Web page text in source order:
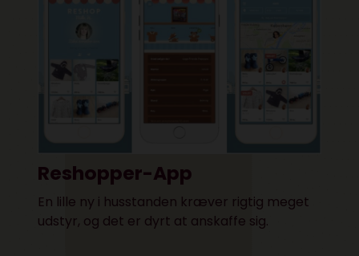
Reshopper-App
En lille ny i husstanden kræver rigtig meget
udstyr, og det er dyrt at anskaffe sig.